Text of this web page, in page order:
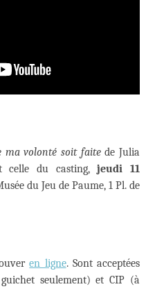
ma volonté soit faitede Julia
celle du casting,jeudi 11
du Jeu de Paume, 1 Pl. de
en ligne. Sont acceptées
seulement) et CIP (à